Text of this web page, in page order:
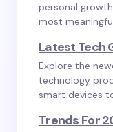
personal
most
Latest Tech
Explore the
technology
smart devices
Trends For